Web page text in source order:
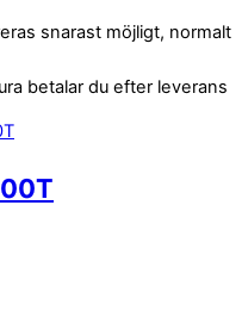
snarast möjligt, normalt
betalar du efter leverans